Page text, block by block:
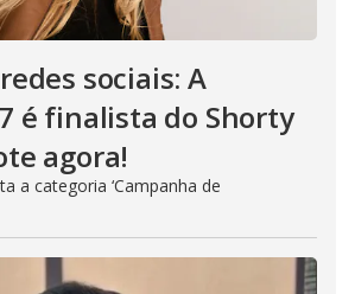
sociais: A
é finalista do Shorty
agora!
a categoria ‘Campanha de